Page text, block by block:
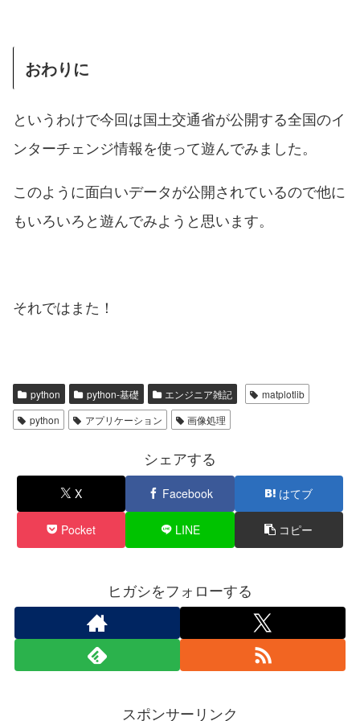
おわりに
というわけで今回は国土交通省が公開する全国のイ
ンターチェンジ情報を使って遊んでみました。
このように面白いデータが公開されているので他に
もいろいろと遊んでみようと思います。
それではまた！
python python-基礎 エンジニア雑記
matplotlib
python
アプリケーション 画像処理
シェアする
X Facebook はてブ
Pocket LINE コピー
ヒガシをフォローする
スポンサーリンク